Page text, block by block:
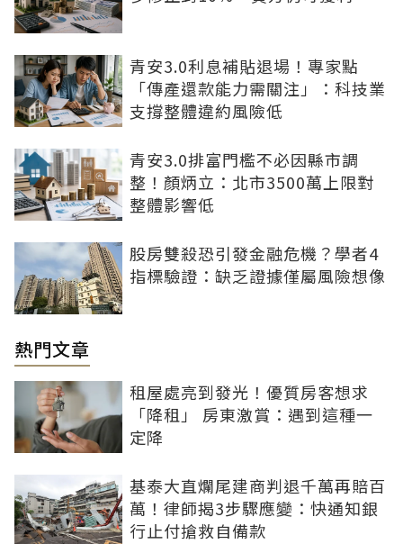
青安3.0利息補貼退場！專家點
「傳產還款能力需關注」：科技業
支撐整體違約風險低
青安3.0排富門檻不必因縣市調
整！顏炳立：北市3500萬上限對
整體影響低
股房雙殺恐引發金融危機？學者4
指標驗證：缺乏證據僅屬風險想像
熱門文章
租屋處亮到發光！優質房客想求
「降租」 房東激賞：遇到這種一
定降
基泰大直爛尾建商判退千萬再賠百
萬！律師揭3步驟應變：快通知銀
行止付搶救自備款